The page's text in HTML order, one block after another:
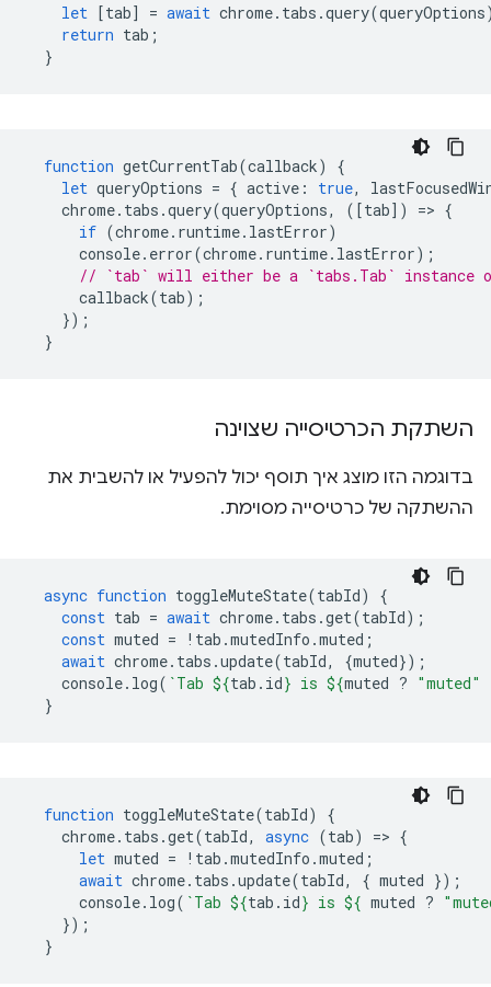
let [tab] = await chrome. tabs .query(queryOptions
return tab ;
}
function getCurrentTab(callback)
{
let queryOptions = { active : true,
chrome. tabs .query(queryOptions, ([tab]) => {
if (chrome. runtime. lastError)
console. error(chrome. runtime. lastError);
// `tab` will either be a `tabs.Tab` instance
callback(tab);
});
}
השתקת הכרטיסייה שצוינה
בדוגמה הזו מוצג איך תוסף יכול להפעיל או להשבית את
ההשתקה של כרטיסייה מסוימת.
async function toggleMuteState(tabId)
{
const tab = await chrome. tabs .get(tabId);
const muted = ! tab .mutedInfo .muted ;
await chrome. tabs .update(tabId, {muted});
console. log( `Tab ${tab . id} is ${muted ? "muted"
}
function toggleMuteState(tabId)
{
chrome. tabs .get(tabId, async (tab) => {
let muted = ! tab .mutedInfo .muted ;
await chrome. tabs .update(tabId, { muted });
console. log( `Tab ${tab . id} is ${ muted ?
});
}